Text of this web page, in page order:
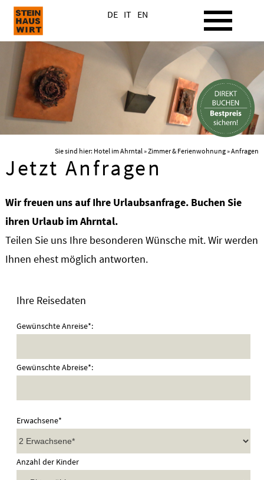
DE IT EN
Sie sind hier: Hotel im Ahrntal»Zimmer & Ferienwohnung» Anfragen
Jetzt Anfragen
Wir freuen uns auf Ihre Urlaubsanfrage. Buchen Sie
ihren Urlaub im Ahrntal.
Teilen Sie uns Ihre besonderen Wünsche mit. Wir werden
Ihnen ehest möglich antworten.
Ihre Reisedaten
Gewünschte Anreise*:
Gewünschte Abreise*:
Erwachsene*
Anzahl der Kinder